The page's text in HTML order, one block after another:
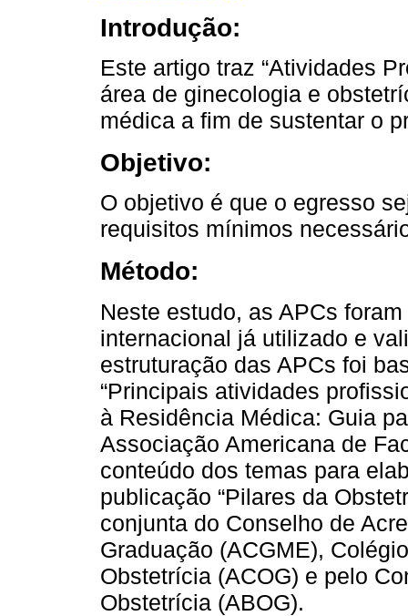
Introdução:
Este artigo traz “Atividades
área de ginecologia e
médica a fim de sustentar o
Objetivo:
O objetivo é que o egresso
requisitos mínimos
Método:
Neste estudo, as APCs
internacional já utilizado e
estruturação das APCs foi
“Principais atividades
à Residência Médica: Guia
Associação Americana de
conteúdo dos temas para
publicação “Pilares da
conjunta do Conselho de
Graduação (ACGME),
Obstetrícia (ACOG) e pelo
Obstetrícia (ABOG).